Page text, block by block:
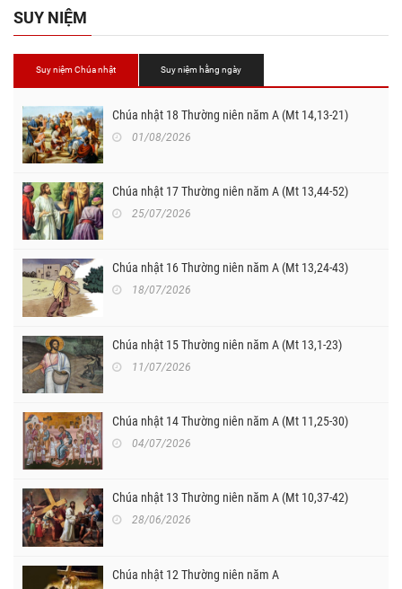
SUY NIỆM
Suy niệm Chúa nhật Suy niệm hằng ngày
Chúa nhật 18 Thường niên năm A (Mt 14,13-21)
01/08/2026
Chúa nhật 17 Thường niên năm A (Mt 13,44-52)
25/07/2026
Chúa nhật 16 Thường niên năm A (Mt 13,24-43)
18/07/2026
Chúa nhật 15 Thường niên năm A (Mt 13,1-23)
11/07/2026
Chúa nhật 14 Thường niên năm A (Mt 11,25-30)
04/07/2026
Chúa nhật 13 Thường niên năm A (Mt 10,37-42)
28/06/2026
Chúa nhật 12 Thường niên năm A